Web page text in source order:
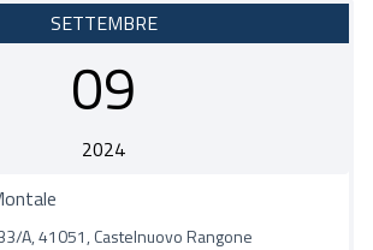
SETTEMBRE
09
2024
A, 41051, Castelnuovo Rangone